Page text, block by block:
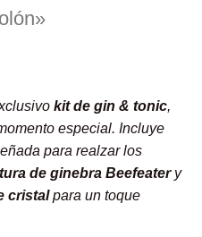
kit de gin & tonic,
especial. Incluye
para realzar los
de ginebra Beefeatery
cristalpara un toque